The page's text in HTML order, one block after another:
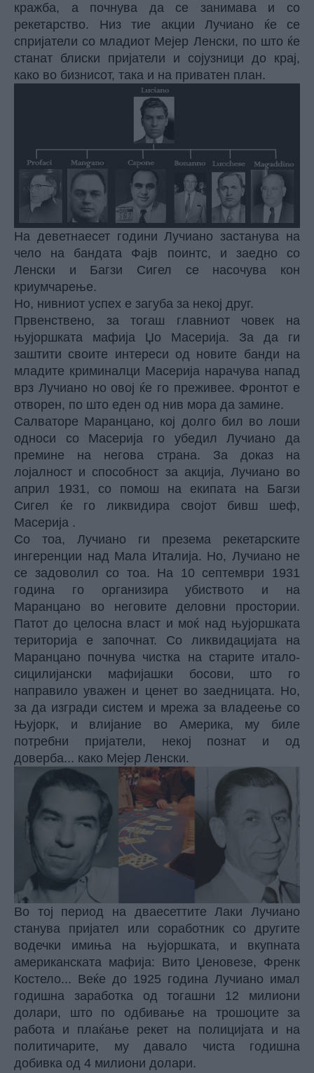
кражба, а почнува да се занимава и со
рекетарство. Низ тие акции Лучиано ќе се
спријатели со младиот Мејер Ленски, по што ќе
станат блиски пријатели и сојузници до крај,
како во бизнисот, така и на приватен план.
На деветнаесет години Лучиано застанува на
чело на бандата Фајв поинтс, и заедно со
Ленски и Багзи Сигел се насочува кон
криумчарење.
Но, нивниот успех е загуба за некој друг.
Првенствено, за тогаш главниот човек на
њујоршката мафија Џо Масерија. За да ги
заштити своите интереси од новите банди на
младите криминалци Масерија нарачува напад
врз Лучиано но овој ќе го преживее. Фронтот е
отворен, по што еден од нив мора да замине.
Салваторе Маранцано, кој долго бил во лоши
односи со Масерија го убедил Лучиано да
премине на негова страна. За доказ на
лојалност и способност за акција, Лучиано во
април 1931, со помош на екипата на Багзи
Сигел ќе го ликвидира својот бивш шеф,
Масерија .
Со тоа, Лучиано ги презема рекетарските
ингеренции над Мала Италија. Но, Лучиано не
се задоволил со тоа. На 10 септември 1931
година го организира убиството и на
Маранцано во неговите деловни простории.
Патот до целосна власт и моќ над њујоршката
територија е започнат. Со ликвидацијата на
Маранцано почнува чистка на старите итало-
сицилијански мафијашки босови, што го
направило уважен и ценет во заедницата. Но,
за да изгради систем и мрежа за владеење со
Њујорк, и влијание во Америка, му биле
потребни пријатели, некој познат и од
доверба... како Мејер Ленски.
Во тој период на дваесеттите Лаки Лучиано
станува пријател или соработник со другите
водечки имиња на њујоршката, и вкупната
американската мафија: Вито Џеновезе, Френк
Костело... Веќе до 1925 година Лучиано имал
годишна заработка од тогашни 12 милиони
долари, што по одбивање на трошоците за
работа и плаќање рекет на полицијата и на
политичарите, му давало чиста годишна
добивка од 4 милиони долари.